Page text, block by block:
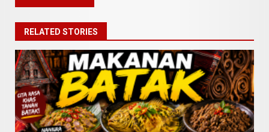
RELATED STORIES